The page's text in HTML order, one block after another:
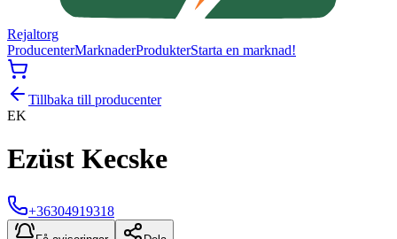
Rejaltorg
ProducenterMarknaderProdukterStarta en marknad!
Tillbaka till producenter
EK
Ezüst Kecske
+36304919318